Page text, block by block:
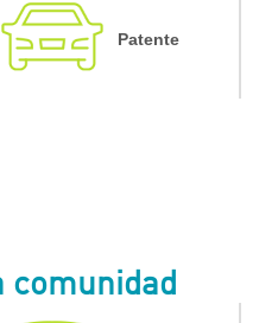
Patente
comunidad